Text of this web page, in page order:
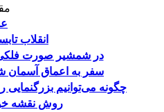
انقلاب
در شمشیر صورت
سفر به اعماق
چگونه می‌توانیم
روش نقشه